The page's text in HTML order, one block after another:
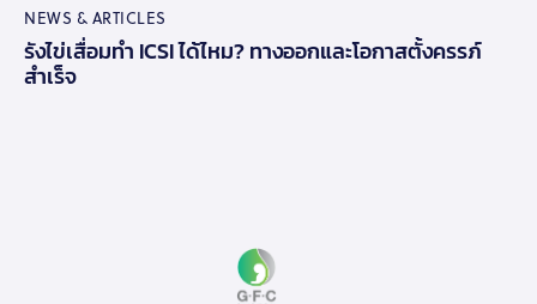
NEWS & ARTICLES
รังไข่เสื่อมทำ ICSI ได้ไหม? ทางออกและโอกาสตั้งครรภ์
สำเร็จ